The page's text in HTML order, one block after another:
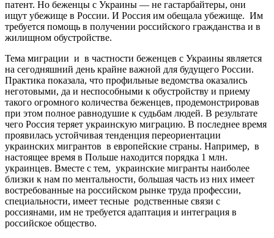
патент. Но беженцы с Украины — не гастарбайтеры, они
ищут убежище в России. И Россия им обещала убежище. Им
требуется помощь в получении российского гражданства и в
жилищном обустройстве.
Тема миграции и в частности беженцев с Украины является
на сегодняшний день крайне важной для будущего России.
Практика показала, что профильные ведомства оказались
неготовыми, да и неспособными к обустройству и приему
такого огромного количества беженцев, продемонстрировав
при этом полное равнодушие к судьбам людей. В результате
чего Россия теряет украинскую миграцию. В последнее время
проявилась устойчивая тенденция переориентации
украинских мигрантов в европейские страны. Например, в
настоящее время в Польше находится порядка 1 млн.
украинцев. Вместе с тем, украинские мигранты наиболее
близки к нам по ментальности, большая часть из них имеет
востребованные на российском рынке труда профессии,
специальности, имеет тесные родственные связи с
россиянами, им не требуется адаптация и интеграция в
российское общество.